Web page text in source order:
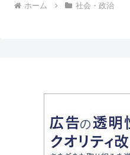
ホーム 社会・政治